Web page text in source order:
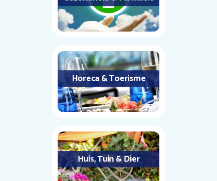
Horeca & Toerisme
Huis, Tuin & Dier